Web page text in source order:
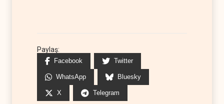
Paylaş:
Facebook Twitter
WhatsApp Bluesky
X Telegram